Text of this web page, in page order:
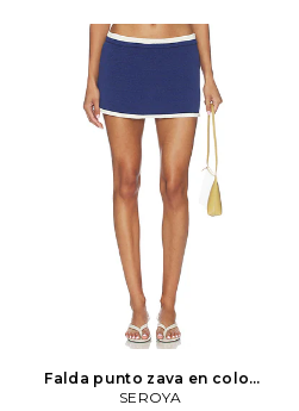
Falda punto zava en color
azul SEROYA
SEROYA